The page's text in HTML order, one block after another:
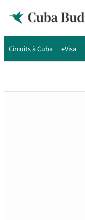
Circuits à Cuba eVisa